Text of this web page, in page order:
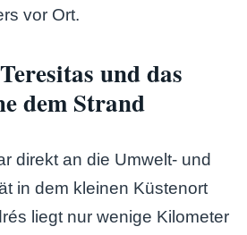
vor Ort.
und das
dem Strand
direkt an die Umwelt- und
in dem kleinen Küstenort
liegt nur wenige Kilometer